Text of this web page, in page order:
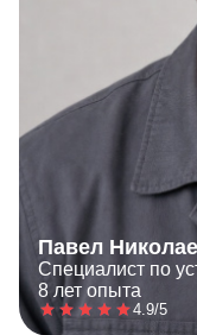
Павел
Специалист по
8 лет опыта
4.9/5